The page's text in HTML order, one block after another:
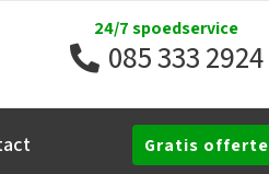
24/7 spoedservice
085 333 2924
Gratis offerte